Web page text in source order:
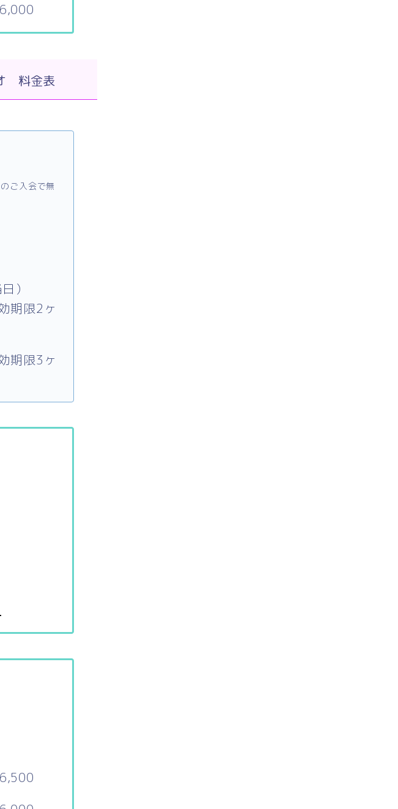
料金表
ご入会で無
）
期限2ヶ
期限3ヶ
00